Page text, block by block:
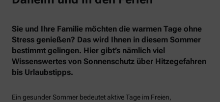
Sie und Ihre Familie möchten die warmen Tage ohne
Stress genießen? Das wird Ihnen in diesem Sommer
bestimmt gelingen. Hier gibt’s nämlich viel
Wissenswertes von Sonnenschutz über Hitzegefahren
bis Urlaubstipps.
Ein gesunder Sommer bedeutet aktive Tage im Freien,